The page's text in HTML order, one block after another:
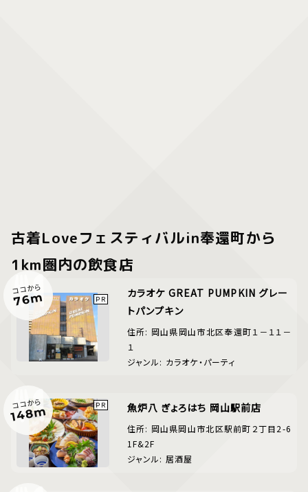
古着Loveフェスティバルin奉還町から
1km圏内の飲食店
ココから
76m
カラオケ GREAT PUMPKIN グレー
トパンプキン
住所: 岡山県岡山市北区奉還町１－１１－
１
ジャンル: カラオケ・パーティ
ココから
148m 魚炉八 ぎょろはち 岡山駅前店
住所: 岡山県岡山市北区駅前町２丁目2-6
1F&2F
ジャンル: 居酒屋